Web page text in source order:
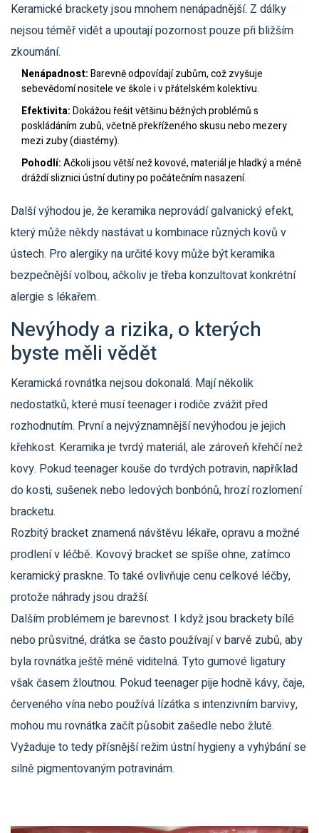
Keramické brackety jsou mnohem nenápadnější. Z dálky
nejsou téměř vidět a upoutají pozornost pouze při bližším
zkoumání.
Nenápadnost:Barevně odpovídají zubům, což zvyšuje
sebevědomí nositele ve škole i v přátelském kolektivu.
Efektivita:Dokážou řešit většinu běžných problémů s
poskládáním zubů, včetně překříženého skusu nebo mezery
mezi zuby (diastémy).
Pohodlí:Ačkoli jsou větší než kovové, materiál je hladký a méně
dráždí sliznici ústní dutiny po počátečním nasazení.
Další výhodou je, že keramika neprovádí galvanický efekt,
který může někdy nastávat u kombinace různých kovů v
ústech. Pro alergiky na určité kovy může být keramika
bezpečnější volbou, ačkoliv je třeba konzultovat konkrétní
alergie s lékařem.
Nevýhody a rizika, o kterých
byste měli vědět
Keramická rovnátka nejsou dokonalá. Mají několik
nedostatků, které musí teenager i rodiče zvážit před
rozhodnutím. První a nejvýznamnější nevýhodou je jejich
křehkost. Keramika je tvrdý materiál, ale zároveň křehčí než
kovy. Pokud teenager kouše do tvrdých potravin, například
do kosti, sušenek nebo ledových bonbónů, hrozí rozlomení
bracketu.
Rozbitý bracket znamená návštěvu lékaře, opravu a možné
prodlení v léčbě. Kovový bracket se spíše ohne, zatímco
keramický praskne. To také ovlivňuje cenu celkové léčby,
protože náhrady jsou dražší.
Dalším problémem je barevnost. I když jsou brackety bílé
nebo průsvitné, drátka se často používají v barvě zubů, aby
byla rovnátka ještě méně viditelná. Tyto gumové ligatury
však časem žloutnou. Pokud teenager pije hodně kávy, čaje,
červeného vína nebo používá lízátka s intenzivním barvivy,
mohou mu rovnátka začít působit zašedle nebo žlutě.
Vyžaduje to tedy přísnější režim ústní hygieny a vyhýbání se
silně pigmentovaným potravinám.